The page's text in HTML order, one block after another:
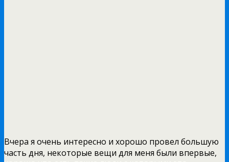
Вчера я очень интересно и хорошо провел большую
часть дня, некоторые вещи для меня были впервые,